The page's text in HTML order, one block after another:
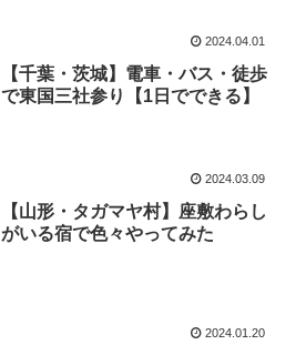
2024.04.01
【千葉・茨城】電車・バス・徒歩
で東国三社参り【1日でできる】
2024.03.09
【山形・タガマヤ村】座敷わらし
がいる宿で色々やってみた
2024.01.20